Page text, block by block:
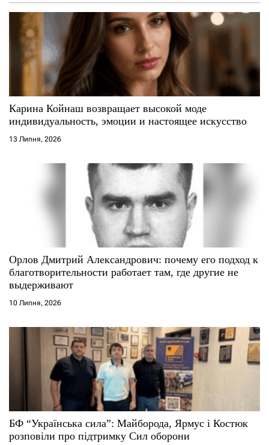
з
с
і
Карина Койнаш возвращает высокой моде
индивидуальность, эмоции и настоящее искусство
13 Липня, 2026
Орлов Дмитрий Александрович: почему его подход к
благотворительности работает там, где другие не
выдерживают
10 Липня, 2026
БФ “Українська сила”: Майборода, Ярмус і Костюк
розповіли про підтримку Сил оборони